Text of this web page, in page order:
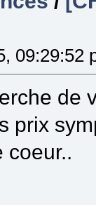
09:29:52
de
prix
coeur..